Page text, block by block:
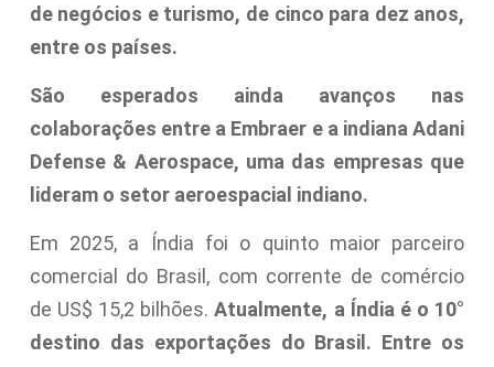
de negócios e turismo, de cinco para dez anos,
entre os países.
São esperados ainda avanços nas
colaborações entre a Embraer e a indiana Adani
Defense & Aerospace, uma das empresas que
lideram o setor aeroespacial indiano.
Em 2025, a Índia foi o quinto maior parceiro
comercial do Brasil, com corrente de comércio
de US$ 15,2 bilhões.Atualmente, a Índia é o 10°
destino das exportações do Brasil. Entre os